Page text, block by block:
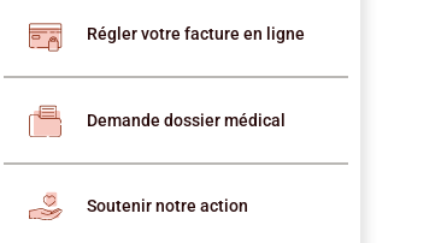
Régler votre facture en ligne
Demande dossier médical
Soutenir notre action